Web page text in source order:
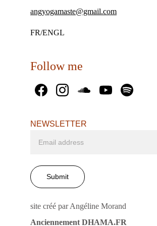
angyogamaste@gmail.com
FR/ENGL
Follow me
NEWSLETTER
Submit
site créé par Angéline Morand
Anciennement DHAMA.FR